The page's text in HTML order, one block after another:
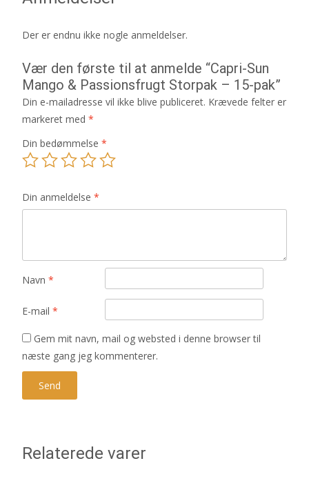
Der er endnu ikke nogle anmeldelser.
Vær den første til at anmelde “Capri-Sun
Mango & Passionsfrugt Storpak – 15-pak”
Din e-mailadresse vil ikke blive publiceret. Krævede felter er
markeret med *
Din bedømmelse *
Din anmeldelse *
Navn *
E-mail *
Gem mit navn, mail og websted i denne browser til
næste gang jeg kommenterer.
Relaterede varer